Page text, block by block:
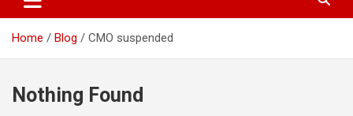
Home Blog CMO suspended
Nothing Found